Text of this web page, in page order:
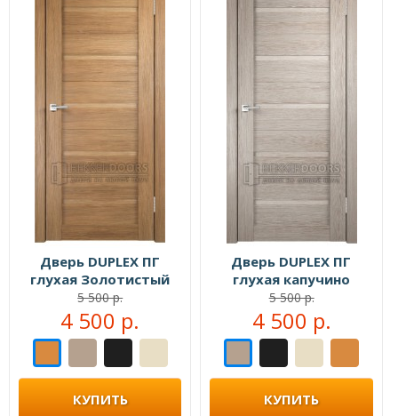
Дверь DUPLEX ПГ
глухая Золотистый
дуб
5 500 р.
4 500 р.
КУПИТЬ
Дверь DUPLEX ПГ
глухая капучино
5 500 р.
4 500 р.
КУПИТЬ